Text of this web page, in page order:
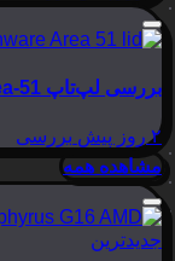
بررسی لپ‌تاپ Alienware Area-51؛ فضایی ۶۰۰۰ دلاری!
۲ روز پیش
بررسی
مشاهده همه
جدیدترین